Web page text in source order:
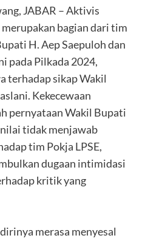
JABAR – Aktivis
bagian dari tim
H. Aep Saepuloh dan
pada Pilkada 2024,
terhadap sikap Wakil
Kekecewaan
pernyataan Wakil Bupati
tidak menjawab
tim Pokja LPSE,
dugaan intimidasi
kritik yang
merasa menyesal